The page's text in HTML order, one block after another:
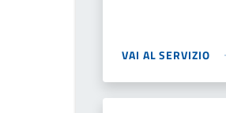
VAI AL SERVIZIO